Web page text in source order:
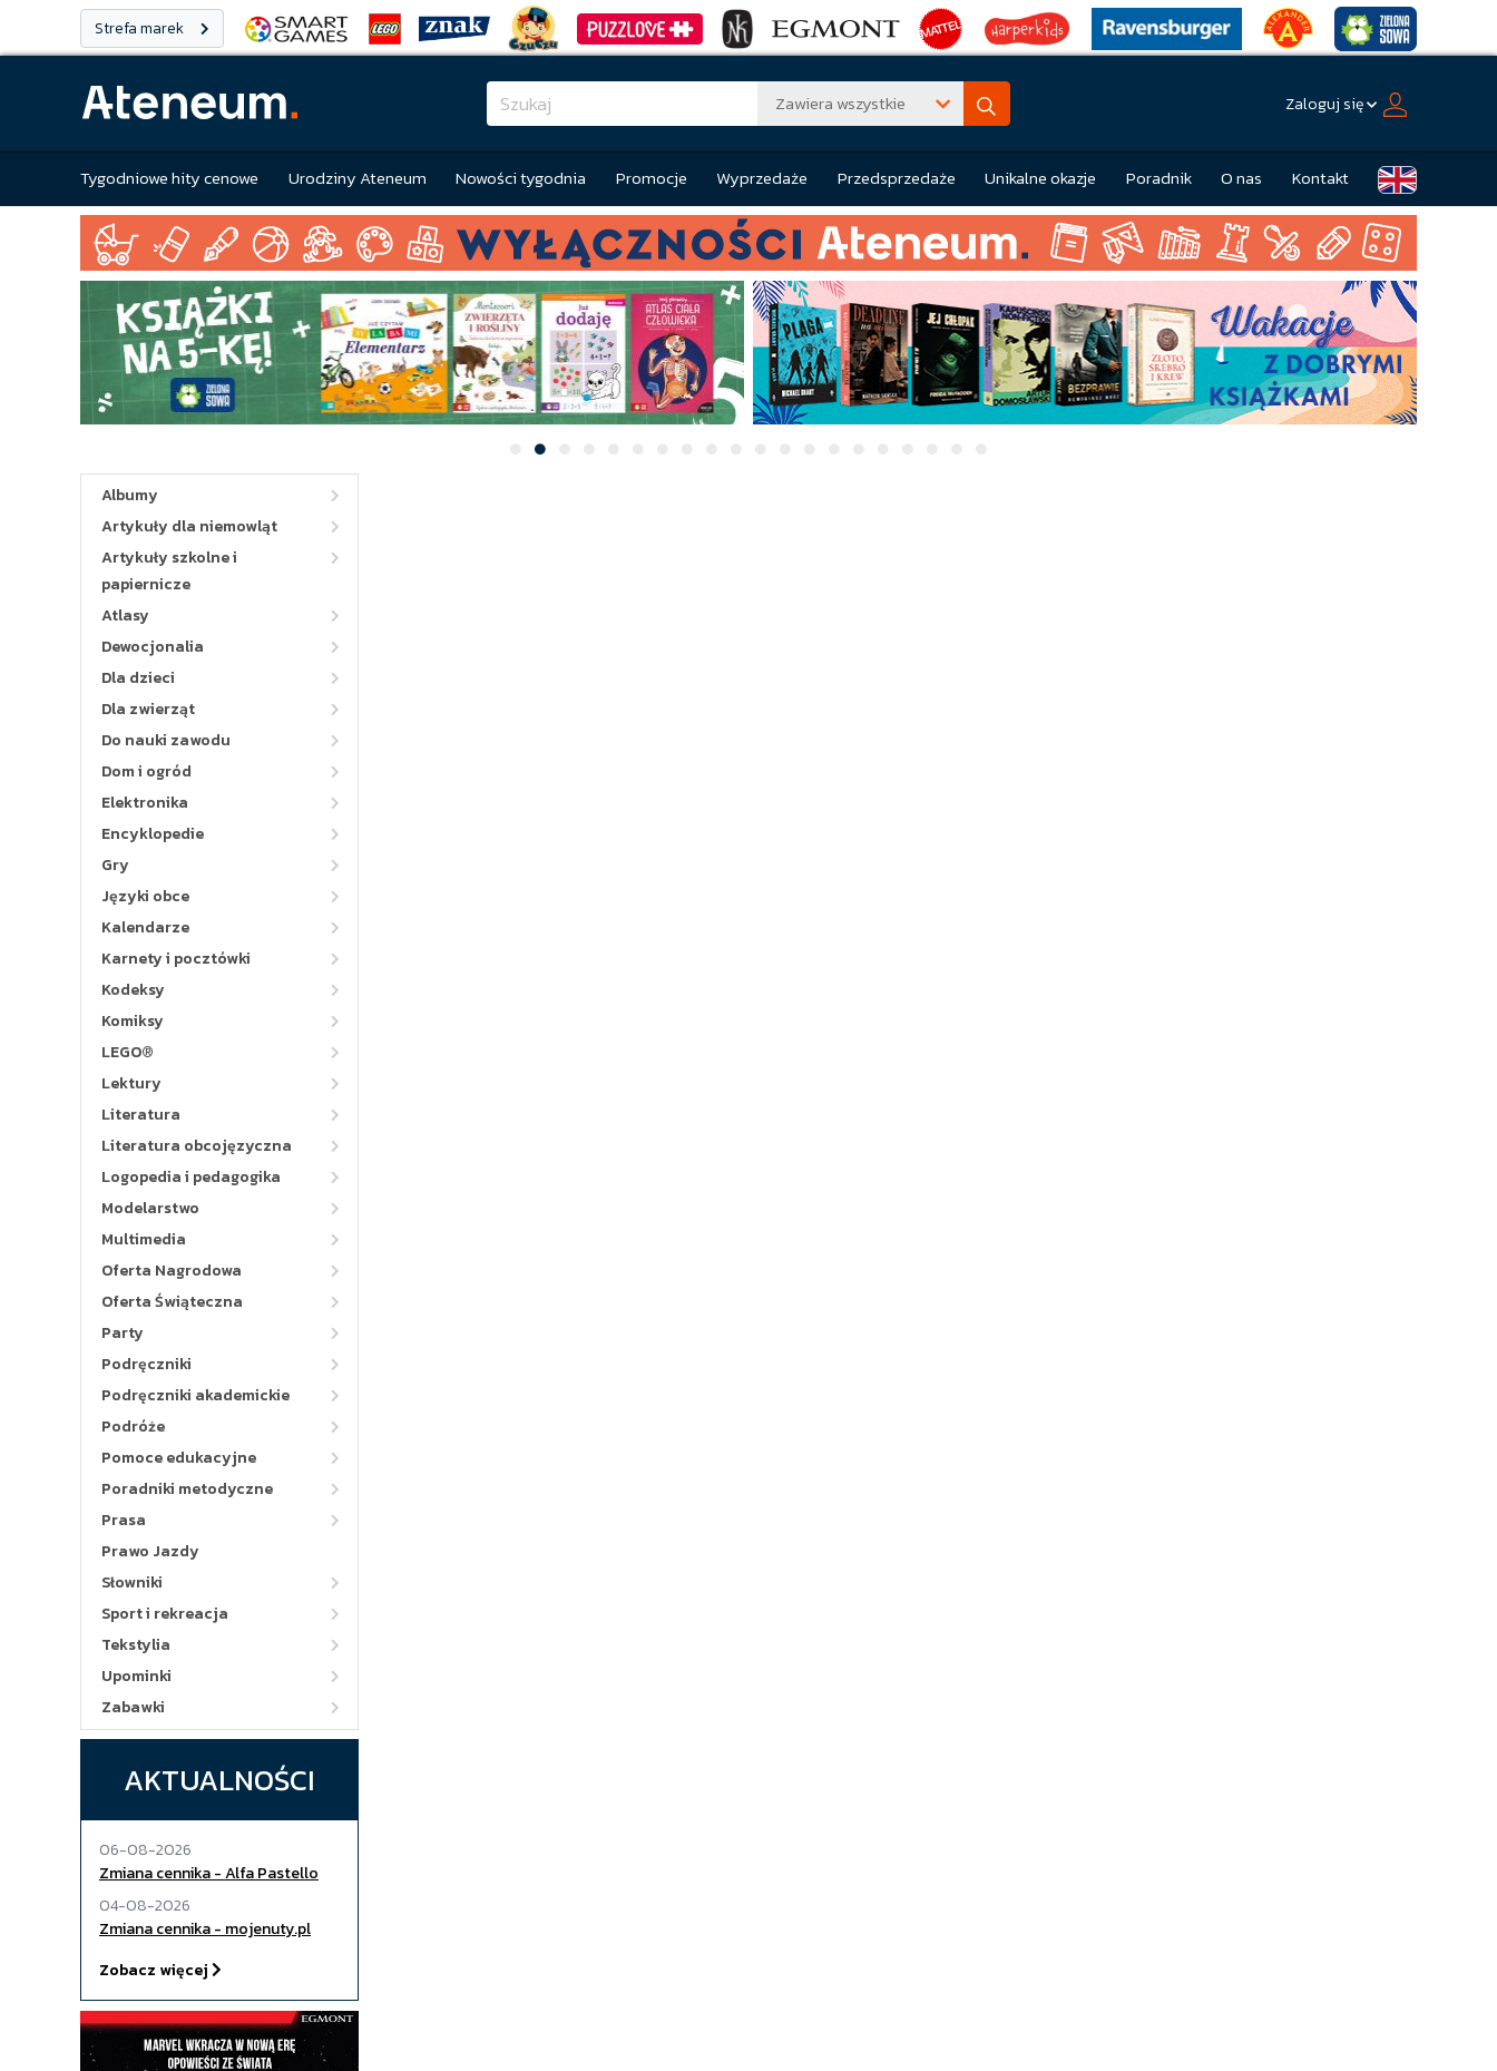
Strefa marek
Zawiera wszystkie Zaloguj się
Tygodniowe hity cenowe Urodziny Ateneum Nowości tygodnia Promocje Wyprzedaże Przedsprzedaże Unikalne okazje Poradnik O nas Kontakt
Albumy
Artykuły dla niemowląt
Artykuły szkolne i
papiernicze
Atlasy
Dewocjonalia
Dla dzieci
Dla zwierząt
Do nauki zawodu
Dom i ogród
Elektronika
Encyklopedie
Gry
Języki obce
Kalendarze
Karnety i pocztówki
Kodeksy
Komiksy
LEGO®
Lektury
Literatura
Literatura obcojęzyczna
Logopedia i pedagogika
Modelarstwo
Multimedia
Oferta Nagrodowa
Oferta Świąteczna
Party
Podręczniki
Podręczniki akademickie
Podróże
Pomoce edukacyjne
Poradniki metodyczne
Prasa
Prawo Jazdy
Słowniki
Sport i rekreacja
Tekstylia
Upominki
Zabawki
AKTUALNOŚCI
06-08-2026
Zmiana cennika - Alfa Pastello
04-08-2026
Zmiana cennika - mojenuty.pl
Zobacz więcej